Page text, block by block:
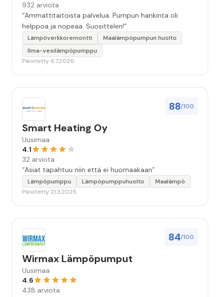
932 arviota
“Ammattitaitoista palvelua. Pumpun hankinta oli
helppoa ja nopeaa. Suosittelen!”
Lämpöverkkoremontti
Maalämpöpumpun huolto
Ilma-vesilämpöpumppu
Päivitetty 6.7.2026
88/100
Smart Heating Oy
Uusimaa
4.1
32 arviota
“Asiat tapahtuu niin että ei huomaakaan”
Lämpöpumppu Lämpöpumppuhuolto
Maalämpö
Päivitetty 21.3.2025
84/100
Wirmax Lämpöpumput
Uusimaa
4.6
438 arviota